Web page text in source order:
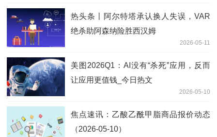
热头条丨阿尔特塔承认换人失误，VAR
绝杀助阿森纳险胜西汉姆
2026-05-11
美图2026Q1：AI没有“杀死”应用，反而
让应用更值钱_今日热文
2026-05-10
焦点速讯：乙酸乙酰甲脂商品报价动态
（2026-05-10）